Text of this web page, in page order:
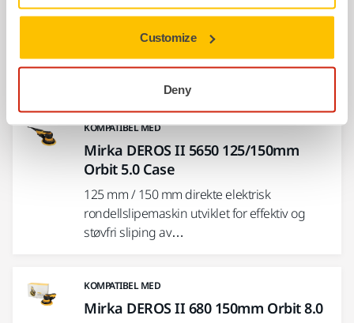
Customize
Deny
Mirka DEROS II 625 150mm Orbit 2.5
150 mm direkte elektrisk rondellslipemaskin
utviklet for effektiv og støvfri sliping av alle
typer overflater.
KOMPATIBEL MED
Mirka DEROS II 5650 125/150mm
Orbit 5.0 Case
125 mm / 150 mm direkte elektrisk
rondellslipemaskin utviklet for effektiv og
støvfri sliping av…
KOMPATIBEL MED
Mirka DEROS II 680 150mm Orbit 8.0